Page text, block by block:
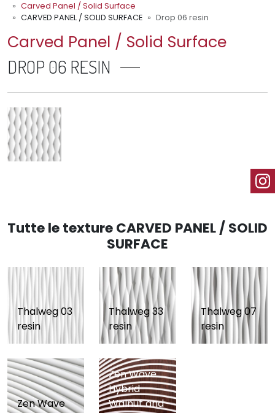
Carved Panel / Solid Surface
CARVED PANEL / SOLID SURFACE
Drop 06 resin
Carved Panel / Solid Surface
DROP 06 RESIN
Tutte le texture CARVED PANEL / SOLID
SURFACE
Thalweg 03
resin
Thalweg 33
resin
Thalweg 07
resin
Zen Wave
Zen Wave
Hybrid
Walnut and